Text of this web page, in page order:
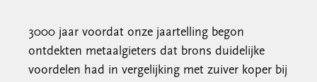
3000 jaar voordat onze jaartelling begon
ontdekten metaalgieters dat brons duidelijke
voordelen had in vergelijking met zuiver koper bij